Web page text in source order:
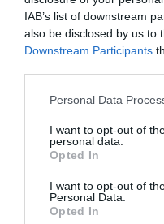
IAB’s list of downstream
also be disclosed by us to
Downstream Participants
Personal Data
I want to opt-out of
personal data.
Opted In
I want to opt-out of
Personal Data.
Opted In
Dejar atrás el